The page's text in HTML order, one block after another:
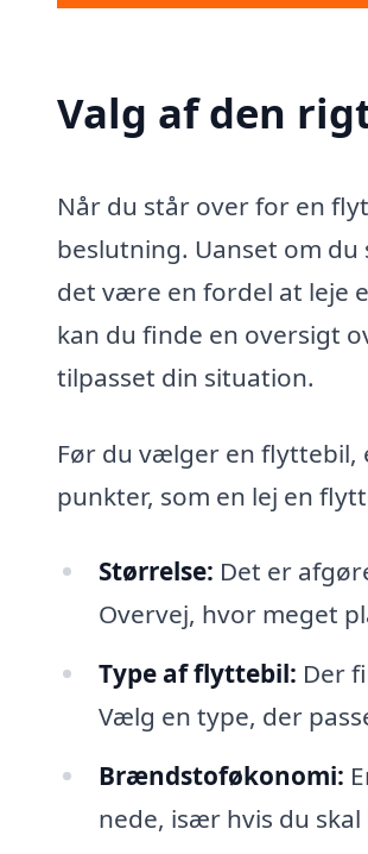
Valg af den
Når du står over for en
beslutning. Uanset om
det være en fordel at leje
kan du finde en oversigt
tilpasset din situation.
Før du vælger en flyttebil,
punkter, som en lej en
Størrelse: Det er
Overvej, hvor meget
Type af flyttebil: Der
Vælg en type, der
Brændstoføkonomi:
nede, især hvis du